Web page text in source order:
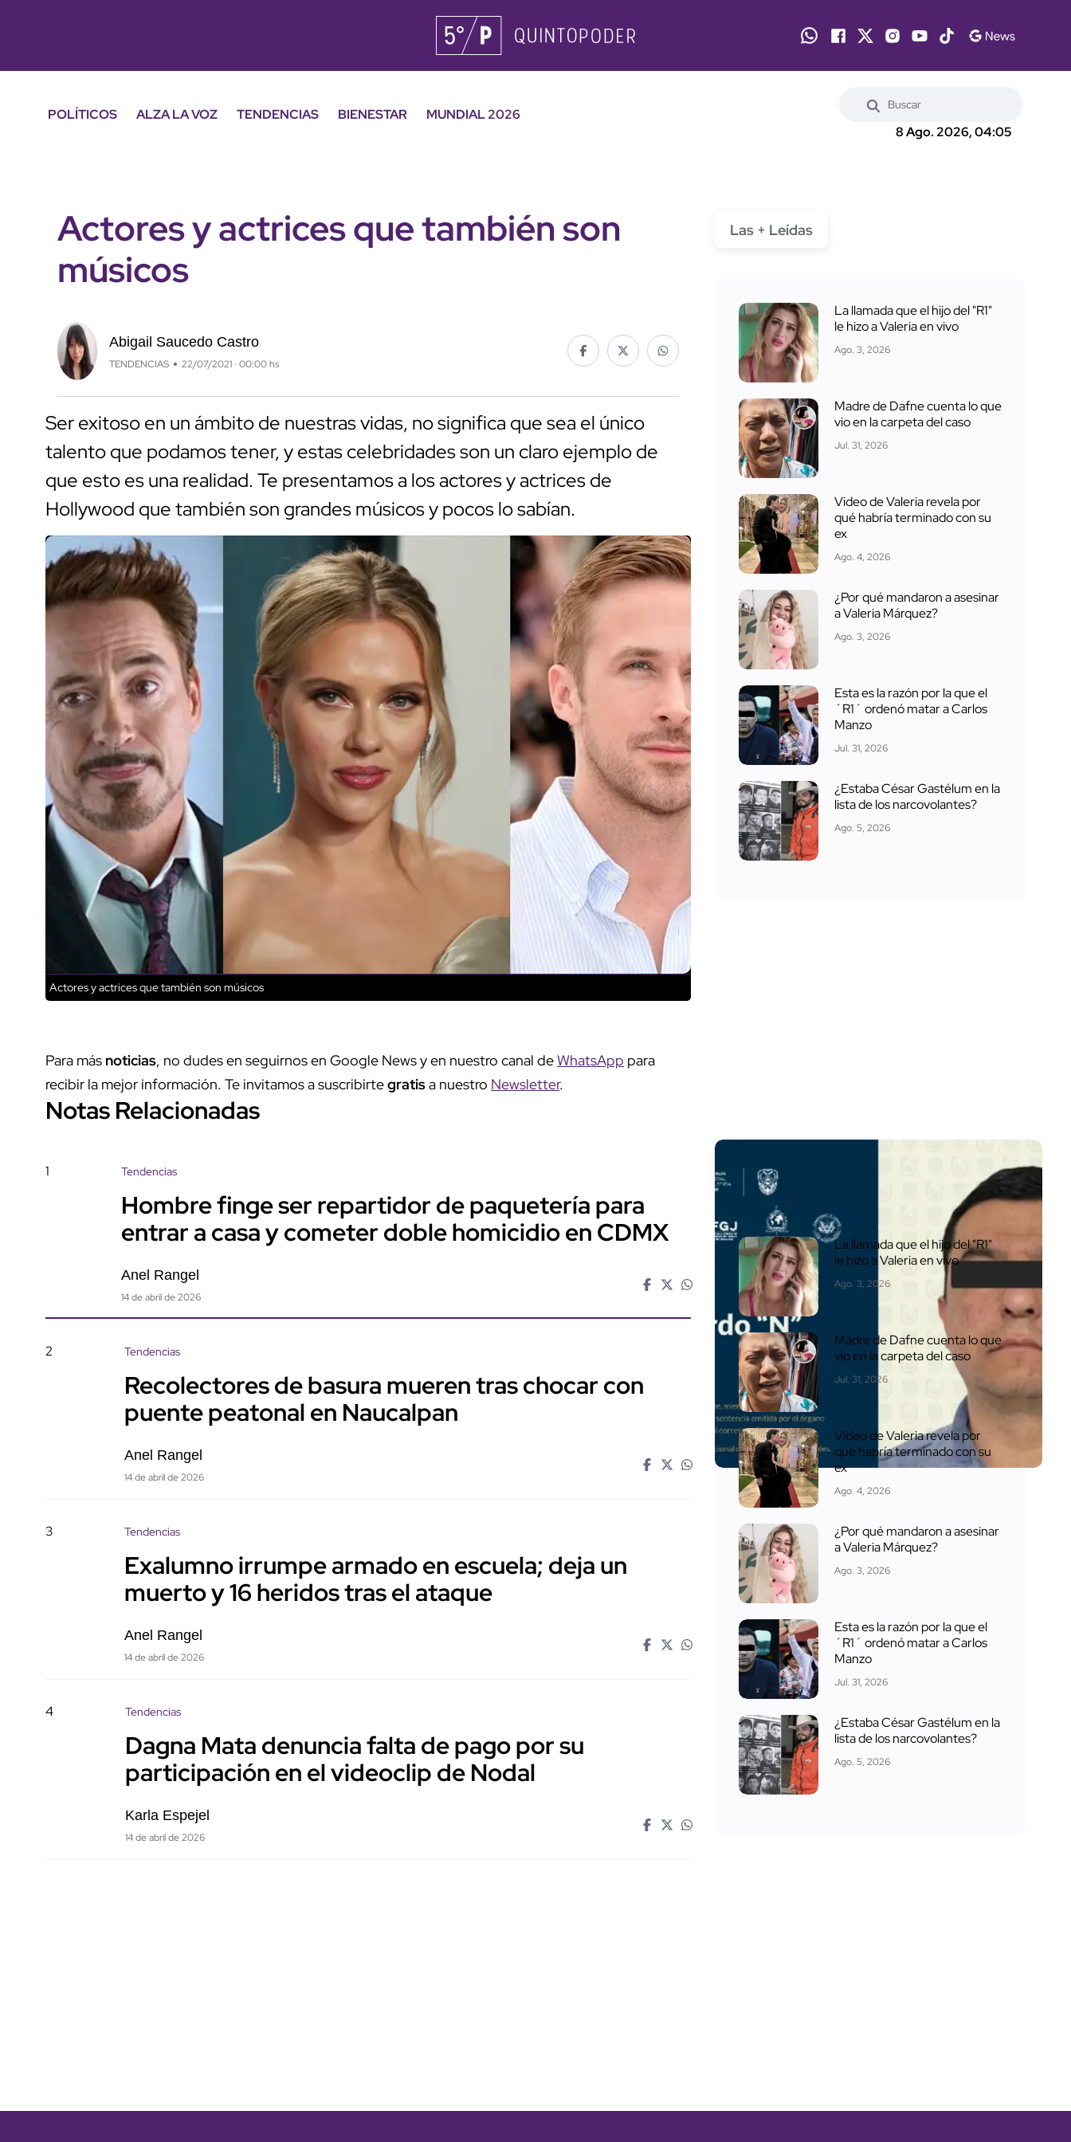
POLÍTICOS ALZA LA VOZ TENDENCIAS BIENESTAR
MUNDIAL 2026
8 Ago. 2026, 04:05
Actores y actrices que también son
músicos
Abigail Saucedo Castro
TENDENCIAS 22/07/2021 · 00:00 hs
Ser exitoso en un ámbito de nuestras vidas, no significa que sea el único
talento que podamos tener, y estas celebridades son un claro ejemplo de
que esto es una realidad. Te presentamos a los actores y actrices de
Hollywood que también son grandes músicos y pocos lo sabían.
Actores y actrices que también son músicos
Para más noticias, no dudes en seguirnos en Google News y en nuestro canal deWhatsApp para
recibir la mejor información. Te invitamos a suscribirtegratisa nuestro Newsletter.
Notas Relacionadas
1 Tendencias
Hombre finge ser repartidor de paquetería para
entrar a casa y cometer doble homicidio en CDMX
Anel Rangel
14 de abril de 2026
2 Tendencias
Recolectores de basura mueren tras chocar con
puente peatonal en Naucalpan
Anel Rangel
14 de abril de 2026
3 Tendencias
Exalumno irrumpe armado en escuela; deja un
muerto y 16 heridos tras el ataque
Anel Rangel
14 de abril de 2026
4 Tendencias
Dagna Mata denuncia falta de pago por su
participación en el videoclip de Nodal
Karla Espejel
14 de abril de 2026
Las + Leídas
La llamada que el hijo del "R1"
le hizo a Valeria en vivo
Ago. 3, 2026
Madre de Dafne cuenta lo que
vio en la carpeta del caso
Jul. 31, 2026
Video de Valeria revela por
qué habría terminado con su
ex
Ago. 4, 2026
¿Por qué mandaron a asesinar
a Valeria Márquez?
Ago. 3, 2026
Esta es la razón por la que el
´R1´ ordenó matar a Carlos
Manzo
Jul. 31, 2026
¿Estaba César Gastélum en la
lista de los narcovolantes?
Ago. 5, 2026
Las + Leídas
La llamada que el hijo del "R1"
le hizo a Valeria en vivo
Ago. 3, 2026
Madre de Dafne cuenta lo que
vio en la carpeta del caso
Jul. 31, 2026
Video de Valeria revela por
qué habría terminado con su
ex
Ago. 4, 2026
¿Por qué mandaron a asesinar
a Valeria Márquez?
Ago. 3, 2026
Esta es la razón por la que el
´R1´ ordenó matar a Carlos
Manzo
Jul. 31, 2026
¿Estaba César Gastélum en la
lista de los narcovolantes?
Ago. 5, 2026